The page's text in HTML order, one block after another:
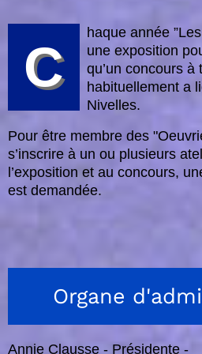
C
haque année
une exposition
qu’un concours à
habituellement a
Nivelles.
Pour être membre des
s’inscrire à un ou plusieurs
l’exposition et au concours,
est demandée.
Organe
Annie Clausse - Présidente -